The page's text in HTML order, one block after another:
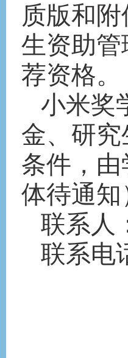
质版和附
生资助
荐资格。
小米奖
金、研
条件，
体待通知
联系人
联系电